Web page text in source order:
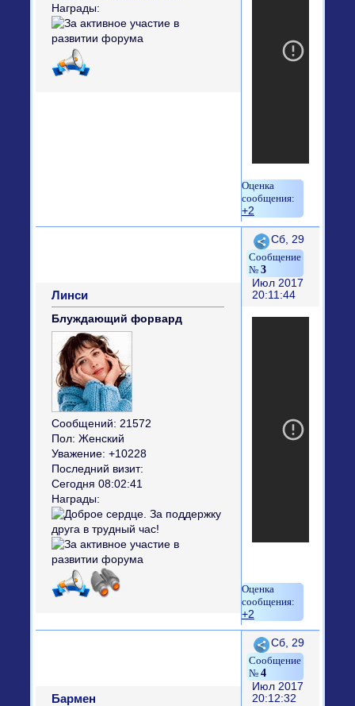
Награды:
+2
Поделиться
3
Сб, 29
Июл 2017
20:11:44
Линси
Блуждающий форвард
Сообщений: 21572
Пол: Женский
Уважение: +10228
Последний визит:
Сегодня 08:02:41
Награды:
+2
Поделиться
4
Сб, 29
Июл 2017
20:12:32
Бармен